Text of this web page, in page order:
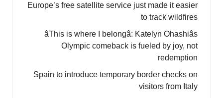
Europe’s free satellite service just made it easier
to track wildfires
âThis is where I belongâ: Katelyn Ohashiâs
Olympic comeback is fueled by joy, not
redemption
Spain to introduce temporary border checks on
visitors from Italy